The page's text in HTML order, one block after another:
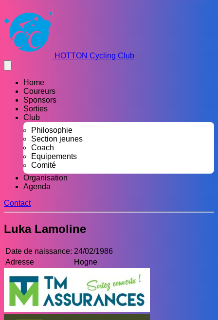
HOTTON Cycling Club
Home
Coureurs
Sponsors
Sorties
Club
Philosophie
Section jeunes
Coach
Equipements
Comité
Organisation
Agenda
Contact
Luka Lamoline
Date de naissance: 24/02/1986
Adresse
Hogne